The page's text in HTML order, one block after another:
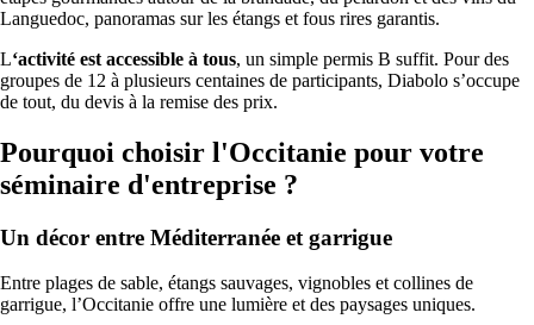
Languedoc, panoramas sur les étangs et fous rires garantis.
L‘activité est accessible à tous, un simple permis B suffit. Pour des
groupes de 12 à plusieurs centaines de participants, Diabolo s’occupe
de tout, du devis à la remise des prix.
Pourquoi choisir l'Occitanie pour votre
séminaire d'entreprise ?
Un décor entre Méditerranée et garrigue
Entre plages de sable, étangs sauvages, vignobles et collines de
garrigue, l’Occitanie offre une lumière et des paysages uniques.